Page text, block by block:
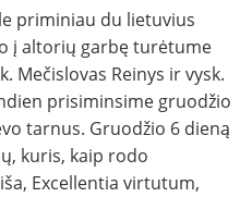
priminiau du lietuvius
į altorių garbę turėtume
Mečislovas Reinys ir vysk.
prisiminsime gruodžio
tarnus. Gruodžio 6 dieną
kuris, kaip rodo
Excellentia virtutum,